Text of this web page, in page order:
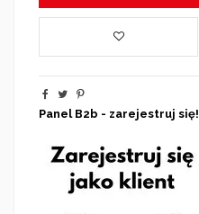
Panel B2b - zarejestruj się!